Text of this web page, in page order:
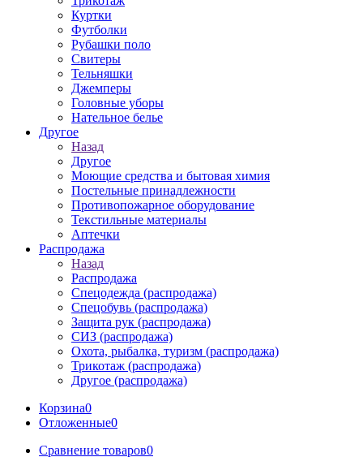
Куртки
Футболки
Рубашки поло
Свитеры
Тельняшки
Джемперы
Головные уборы
Нательное белье
Другое
Назад
Другое
Моющие средства и бытовая химия
Постельные принадлежности
Противопожарное оборудование
Текстильные материалы
Аптечки
Распродажа
Назад
Распродажа
Спецодежда (распродажа)
Спецобувь (распродажа)
Защита рук (распродажа)
СИЗ (распродажа)
Охота, рыбалка, туризм (распродажа)
Трикотаж (распродажа)
Другое (распродажа)
Корзина0
Отложенные0
Сравнение товаров0